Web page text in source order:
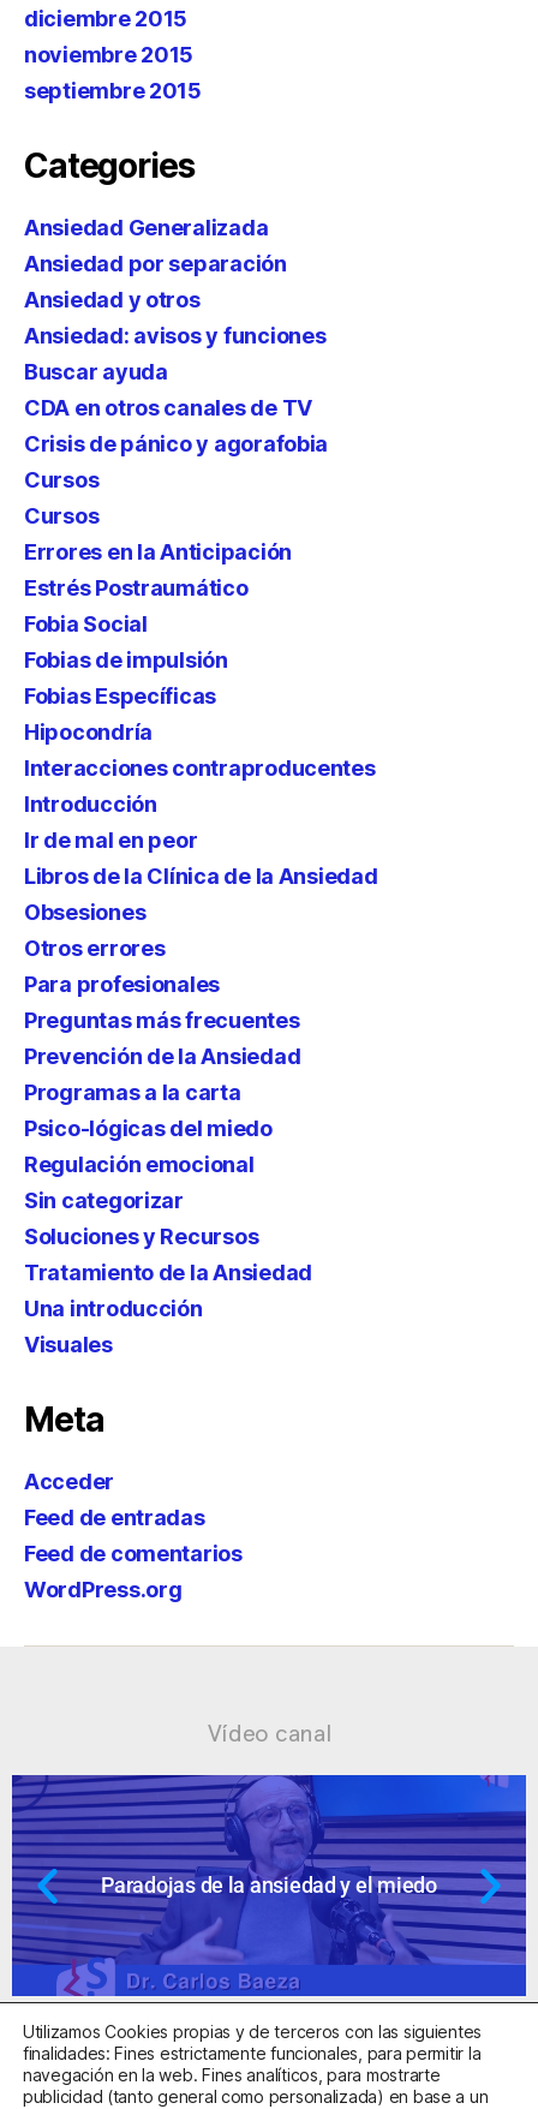
diciembre 2015
noviembre 2015
septiembre 2015
Categories
Ansiedad Generalizada
Ansiedad por separación
Ansiedad y otros
Ansiedad: avisos y funciones
Buscar ayuda
CDA en otros canales de TV
Crisis de pánico y agorafobia
Cursos
Cursos
Errores en la Anticipación
Estrés Postraumático
Fobia Social
Fobias de impulsión
Fobias Específicas
Hipocondría
Interacciones contraproducentes
Introducción
Ir de mal en peor
Libros de la Clínica de la Ansiedad
Obsesiones
Otros errores
Para profesionales
Preguntas más frecuentes
Prevención de la Ansiedad
Programas a la carta
Psico-lógicas del miedo
Regulación emocional
Sin categorizar
Soluciones y Recursos
Tratamiento de la Ansiedad
Una introducción
Visuales
Meta
Acceder
Feed de entradas
Feed de comentarios
WordPress.org
Vídeo canal
miedo Ansiedad: supuestos
Utilizamos Cookies propias y de terceros con las siguientes
finalidades: Fines estrictamente funcionales, para permitir la
navegación en la web. Fines analíticos, para mostrarte
publicidad (tanto general como personalizada) en base a un